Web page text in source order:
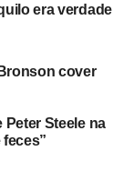
era verdade
cover
Peter Steele na